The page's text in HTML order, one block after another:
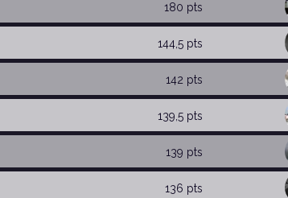
180 pts
144,5 pts
142 pts
139,5 pts
139 pts
136 pts